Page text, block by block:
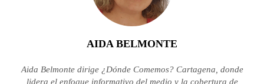
AIDA BELMONTE
Aida Belmonte dirige ¿Dónde Comemos? Cartagena, donde
lidera el enfoque informativo del medio y la cobertura de